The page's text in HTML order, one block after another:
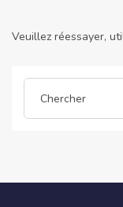
(Français)
Veuillez réessayer,